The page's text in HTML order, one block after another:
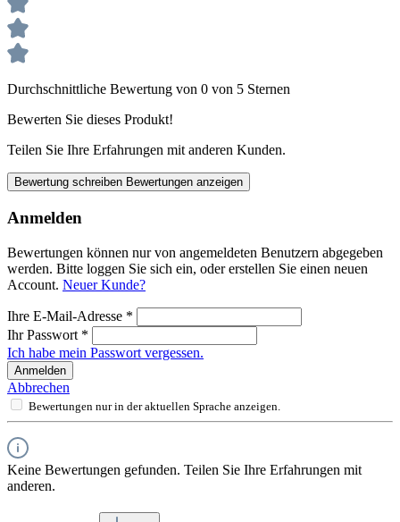
Durchschnittliche Bewertung von 0 von 5 Sternen
Bewerten Sie dieses Produkt!
Teilen Sie Ihre Erfahrungen mit anderen Kunden.
Bewertung schreiben Bewertungen anzeigen
Anmelden
Bewertungen können nur von angemeldeten Benutzern abgegeben
werden. Bitte loggen Sie sich ein, oder erstellen Sie einen neuen
Account. Neuer Kunde?
Ihre E-Mail-Adresse *
Ihr Passwort *
Ich habe mein Passwort vergessen.
Anmelden
Abbrechen
Bewertungen nur in der aktuellen Sprache anzeigen.
Keine Bewertungen gefunden. Teilen Sie Ihre Erfahrungen mit
anderen.